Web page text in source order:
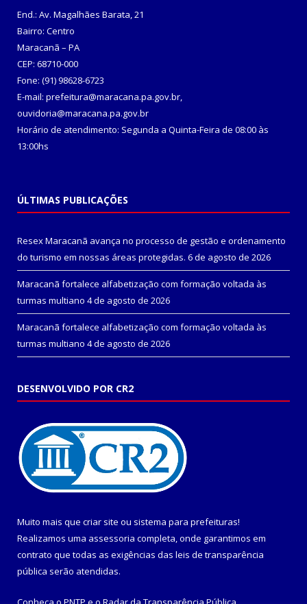
End.: Av. Magalhães Barata, 21
Bairro: Centro
Maracanã – PA
CEP: 68710-000
Fone: (91) 98628-6723
E-mail: prefeitura@maracana.pa.gov.br,
ouvidoria@maracana.pa.gov.br
Horário de atendimento: Segunda a Quinta-Feira de 08:00 às
13:00hs
ÚLTIMAS PUBLICAÇÕES
Resex Maracanã avança no processo de gestão e ordenamento
do turismo em nossas áreas protegidas. 6 de agosto de 2026
Maracanã fortalece alfabetização com formação voltada às
turmas multiano 4 de agosto de 2026
Maracanã fortalece alfabetização com formação voltada às
turmas multiano 4 de agosto de 2026
DESENVOLVIDO POR CR2
Muito mais que criar site ou sistema para prefeituras!
Realizamos uma assessoria completa, onde garantimos em
contrato que todas as exigências das leis de transparência
pública serão atendidas.